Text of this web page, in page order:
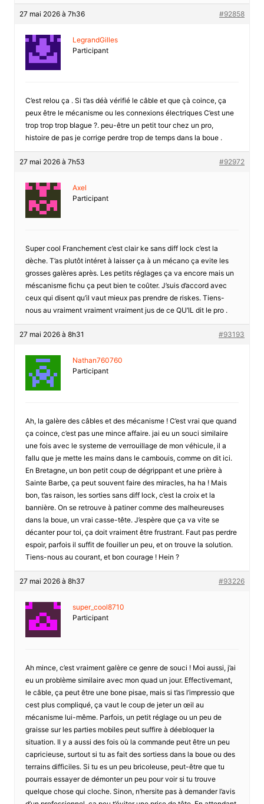
27 mai 2026 à 7h36 #92858
LegrandGilles
Participant
C’est relou ça . Si t’as déà vérifié le câble et que çà coince, ça
peux être le mécanisme ou les connexions électriques C’est une
trop trop trop blague ?. peu-être un petit tour chez un pro,
histoire de pas je corrige perdre trop de temps dans la boue .
27 mai 2026 à 7h53 #92972
Axel
Participant
Super cool Franchement c’est clair ke sans diff lock c’est la
dèche. T’as plutôt intéret à laisser ça à un mécano ça evite les
grosses galères après. Les petits réglages ça va encore mais un
méscanisme fichu ça peut bien te coûter. J’suis d’accord avec
ceux qui disent qu’il vaut mieux pas prendre de riskes. Tiens-
nous au vraiment vraiment vraiment jus de ce QU’IL dit le pro .
27 mai 2026 à 8h31 #93193
Nathan760760
Participant
Ah, la galère des câbles et des mécanisme ! C’est vrai que quand
ça coince, c’est pas une mince affaire. jai eu un souci similaire
une fois avec le systeme de verrouillage de mon véhicule, il a
fallu que je mette les mains dans le cambouis, comme on dit ici.
En Bretagne, un bon petit coup de dégrippant et une prière à
Sainte Barbe, ça peut souvent faire des miracles, ha ha ! Mais
bon, t’as raison, les sorties sans diff lock, c’est la croix et la
bannière. On se retrouve à patiner comme des malheureuses
dans la boue, un vrai casse-tête. J’espère que ça va vite se
décanter pour toi, ça doit vraiment être frustrant. Faut pas perdre
espoir, parfois il suffit de fouiller un peu, et on trouve la solution.
Tiens-nous au courant, et bon courage ! Hein ?
27 mai 2026 à 8h37 #93226
super_cool8710
Participant
Ah mince, c’est vraiment galère ce genre de souci ! Moi aussi, j’ai
eu un problème similaire avec mon quad un jour. Effectivemant,
le câble, ça peut être une bone pisae, mais si t’as l’impressio que
cest plus compliqué, ça vaut le coup de jeter un œil au
mécanisme lui-même. Parfois, un petit réglage ou un peu de
graisse sur les parties mobiles peut suffire à déebloquer la
situation. Il y a aussi des fois où la commande peut être un peu
capricieuse, surtout si tu as fait des sortiess dans la boue ou des
terrains difficiles. Si tu es un peu bricoleuse, peut-être que tu
pourrais essayer de démonter un peu pour voir si tu trouve
quelque chose qui cloche. Sinon, n’hersite pas à demander l’avis